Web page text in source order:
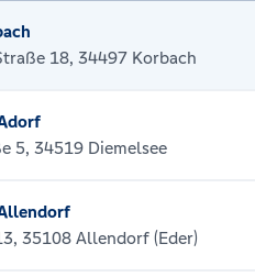
18, 34497 Korbach
5, 34519 Diemelsee
35108 Allendorf (Eder)